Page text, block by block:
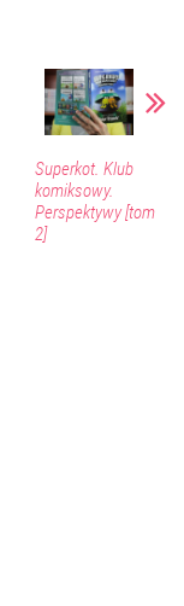
Superkot. Klub
komiksowy.
Perspektywy [tom
2]